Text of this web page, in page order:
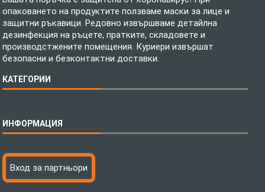
опаковането на продуктите ползваме маски за лице и
защитни ръкавици. Редовно извършваме детайлна
дезинфекция на ръцете, пратките, складовете и
производстжените помещения. Куриери извършат
безопасни и безконтактни доставки.
КАТЕГОРИИ
Бебешки спални комплекти
Тениски с пълноцветен печат
Хавлиени кърпи
ИНФОРМАЦИЯ
Технология на печатане
Файлове за печат
Вход за партньори